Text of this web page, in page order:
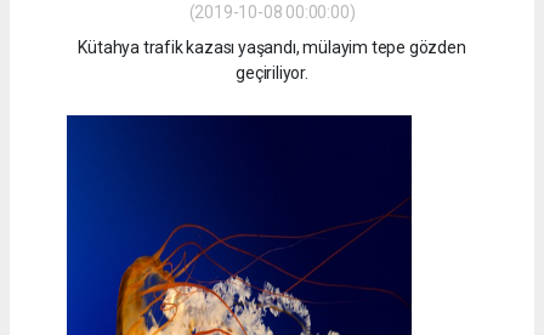
(2019-10-08 00:00:00)
Kütahya trafik kazası yaşandı, mülayim tepe gözden
geçiriliyor.